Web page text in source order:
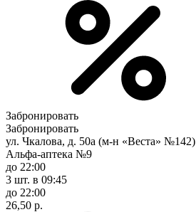
Забронировать
Забронировать
ул. Чкалова, д. 50а (м-н «Веста» №142)
Альфа-аптека №9
до 22:00
3 шт. в 09:45
до 22:00
26,50 р.